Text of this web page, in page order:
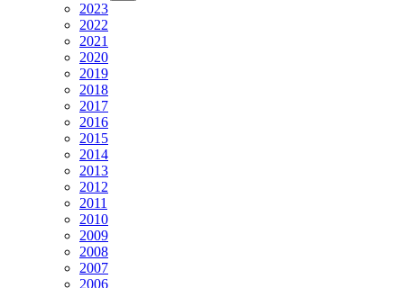
2023
2022
2021
2020
2019
2018
2017
2016
2015
2014
2013
2012
2011
2010
2009
2008
2007
2006